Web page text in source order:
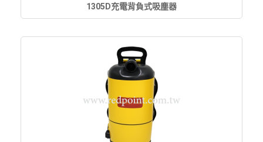
1305D充電背負式吸塵器